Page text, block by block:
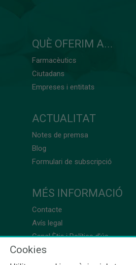
QUÈ OFERIM A...
Farmacèutics
Ciutadans
Empreses i entitats
ACTUALITAT
Notes de premsa
Blog
Formulari de subscripció
MÉS INFORMACIÓ
Contacte
Avís legal
Canal Ètic i Política d’ús
Cookies